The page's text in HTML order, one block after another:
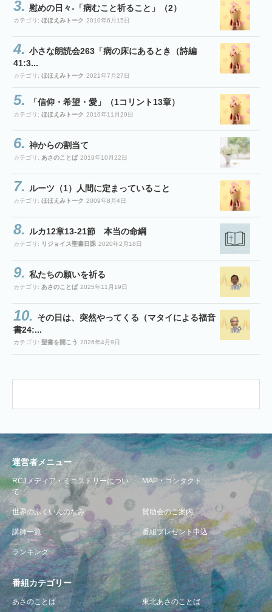
慰めの日々-「病むこと祈ること」（2）
カテゴリ: ほほえみトーク 2010年6月15日
小さな朗読会263「病の床にあるとき（詩編
41:3...
カテゴリ: ほほえみトーク 2021年7月27日
「信仰・希望・愛」（1コリント13章）
カテゴリ: ほほえみトーク 2016年11月29日
神からの割当て
カテゴリ: あさのことば 2019年10月22日
ルーツ（1）人間に定まっていること
カテゴリ: ほほえみトーク 2009年8月4日
ルカ12章13-21節 本当の命綱
カテゴリ: リジョイス聖書日課 2020年2月18日
私たちの願いを祈る
カテゴリ: あさのことば 2025年11月19日
その日は、突然やってくる（マタイによる福音
書24:...
カテゴリ: 聖書を開こう 2026年4月9日
運営者メニュー
RCJメディア・ミニストリーについ
て
MAP・コンタクト
世界のふくいんのなみ 賛助会のご案内
講師一覧 番組プレゼント申込
ランキング
番組カテゴリー
あさのことば 東北あさのことば